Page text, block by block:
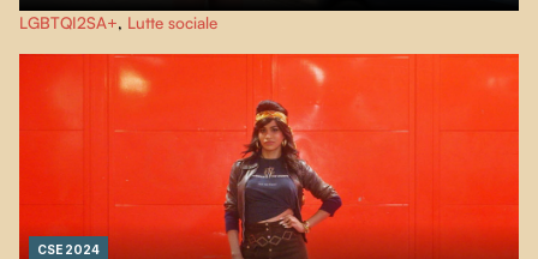
Depuis 2010, Parthenais est devenu le foyer d'une communauté queer à
Montréal. Iels partagent un triplex, créant des souvenirs entre les murs
délabrés. Douze ans plus tard, une famille aisée rachète le bâtiment,
marquant la fin d'une ère due à la gentrification.
LGBTQI2SA+, Lutte sociale
CSE 2024